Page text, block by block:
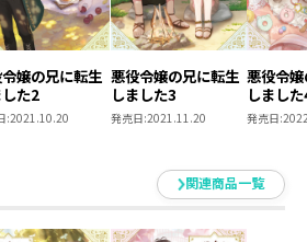
襲撃されてしまい.......!?
りましょう！」
ある僕に、任せなさい！」
力を合わせて宿題（フラグ駆除）
嬢の兄に転生
した2
:2021.10.20
悪役令嬢の兄に転生
しました3
発売日:2021.11.20
悪役令
しまし
発売日:
関連商品一覧